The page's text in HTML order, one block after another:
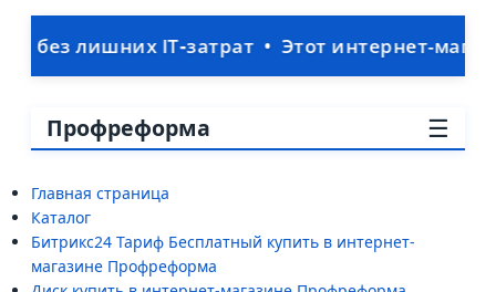
IT‑затрат • Этот интернет-магазин
Профреформа ☰
Главная страница
Каталог
Битрикс24 Тариф Бесплатный купить в интернет-
магазине Профреформа